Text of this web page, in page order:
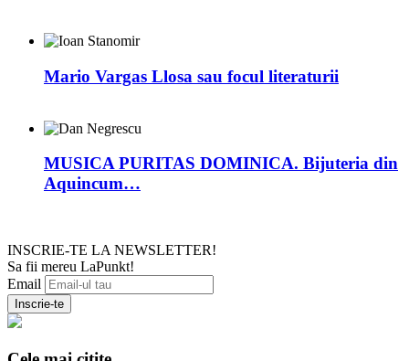
Mario Vargas Llosa sau focul literaturii
MUSICA PURITAS DOMINICA. Bijuteria din
Aquincum…
INSCRIE-TE LA NEWSLETTER!
Sa fii mereu LaPunkt!
Email